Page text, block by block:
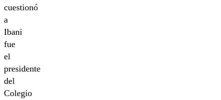
cuestionó
a
Ibani
fue
el
presidente
del
Colegio